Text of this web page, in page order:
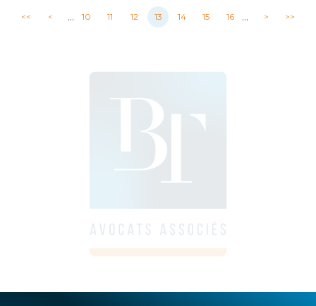
<< < ... 10 11 12 13 14 15 16 ... > >>